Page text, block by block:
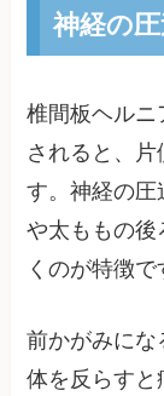
神経の
椎間板ヘルニ
されると、
す。神経の圧
や太ももの後
くのが特徴で
前かがみにな
体を反らすと